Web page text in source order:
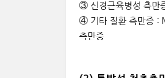
③ 신경근육병성 측만
④ 기타 질환 측만증 :
측만증